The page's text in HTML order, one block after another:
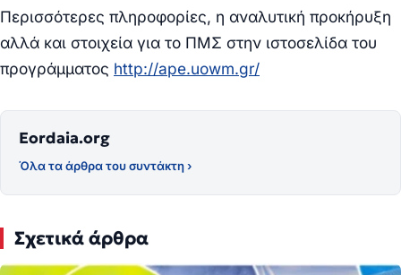
Περισσότερες πληροφορίες, η αναλυτική προκήρυξη
αλλά και στοιχεία για το ΠΜΣ στην ιστοσελίδα του
προγράμματος http://ape.uowm.gr/
Eordaia.org
Όλα τα άρθρα του συντάκτη ›
Σχετικά άρθρα